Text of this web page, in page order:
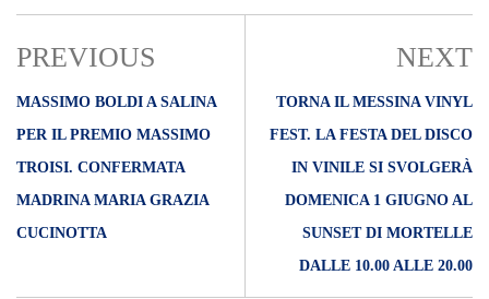
PREVIOUS
MASSIMO BOLDI A SALINA
PER IL PREMIO MASSIMO
TROISI. CONFERMATA
MADRINA MARIA GRAZIA
CUCINOTTA
NEXT
TORNA IL MESSINA VINYL
FEST. LA FESTA DEL DISCO
IN VINILE SI SVOLGERÀ
DOMENICA 1 GIUGNO AL
SUNSET DI MORTELLE
DALLE 10.00 ALLE 20.00